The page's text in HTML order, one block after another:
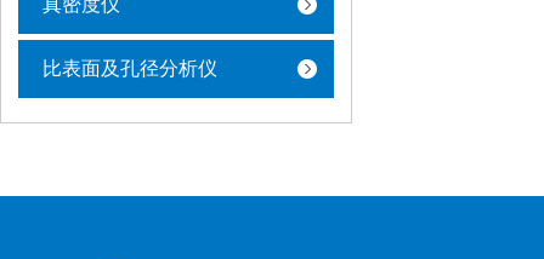
真密度仪
比表面及孔径分析仪